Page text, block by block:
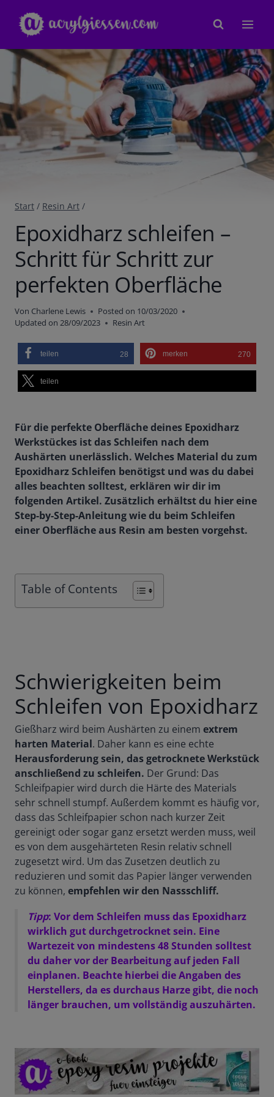
Inhalt
springen
Start / Resin Art /
Epoxidharz schleifen –
Schritt für Schritt zur
perfekten Oberfläche
Von Charlene Lewis Posted on 10/03/2020
Updated on 28/09/2023 Resin Art
teilen 28 merken 270
teilen
Für die perfekte Oberfläche deines Epoxidharz
Werkstückes ist das Schleifen nach dem
Aushärten unerlässlich. Welches Material du zum
Epoxidharz Schleifen benötigst und was du dabei
alles beachten solltest, erklären wir dir im
folgenden Artikel. Zusätzlich erhältst du hier eine
Step-by-Step-Anleitung wie du beim Schleifen
einer Oberfläche aus Resin am besten vorgehst.
Table of Contents
Schwierigkeiten beim
Schleifen von Epoxidharz
Gießharz wird beim Aushärten zu einem extrem
harten Material. Daher kann es eine echte
Herausforderung sein, das getrocknete Werkstück
anschließend zu schleifen. Der Grund: Das
Schleifpapier wird durch die Härte des Materials
sehr schnell stumpf. Außerdem kommt es häufig vor,
dass das Schleifpapier schon nach kurzer Zeit
gereinigt oder sogar ganz ersetzt werden muss, weil
es von dem ausgehärteten Resin relativ schnell
zugesetzt wird. Um das Zusetzen deutlich zu
reduzieren und somit das Papier länger verwenden
zu können, empfehlen wir den Nassschliff.
Tipp: Vor dem Schleifen muss das Epoxidharz
wirklich gut durchgetrocknet sein. Eine
Wartezeit von mindestens 48 Stunden solltest
du daher vor der Bearbeitung auf jeden Fall
einplanen. Beachte hierbei die Angaben des
Herstellers, da es durchaus Harze gibt, die noch
länger brauchen, um vollständig auszuhärten.